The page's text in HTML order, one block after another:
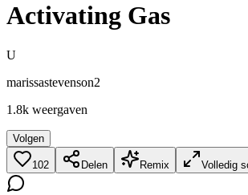
Activating Gas
U
marissastevenson2
1.8k weergaven
Volgen
102 Delen Remix Volledig